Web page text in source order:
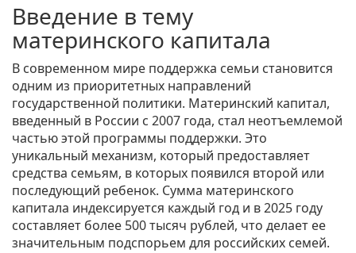
Введение в тему
материнского капитала
В современном мире поддержка семьи становится
одним из приоритетных направлений
государственной политики. Материнский капитал,
введенный в России с 2007 года, стал неотъемлемой
частью этой программы поддержки. Это
уникальный механизм, который предоставляет
средства семьям, в которых появился второй или
последующий ребенок. Сумма материнского
капитала индексируется каждый год и в 2025 году
составляет более 500 тысяч рублей, что делает ее
значительным подспорьем для российских семей.